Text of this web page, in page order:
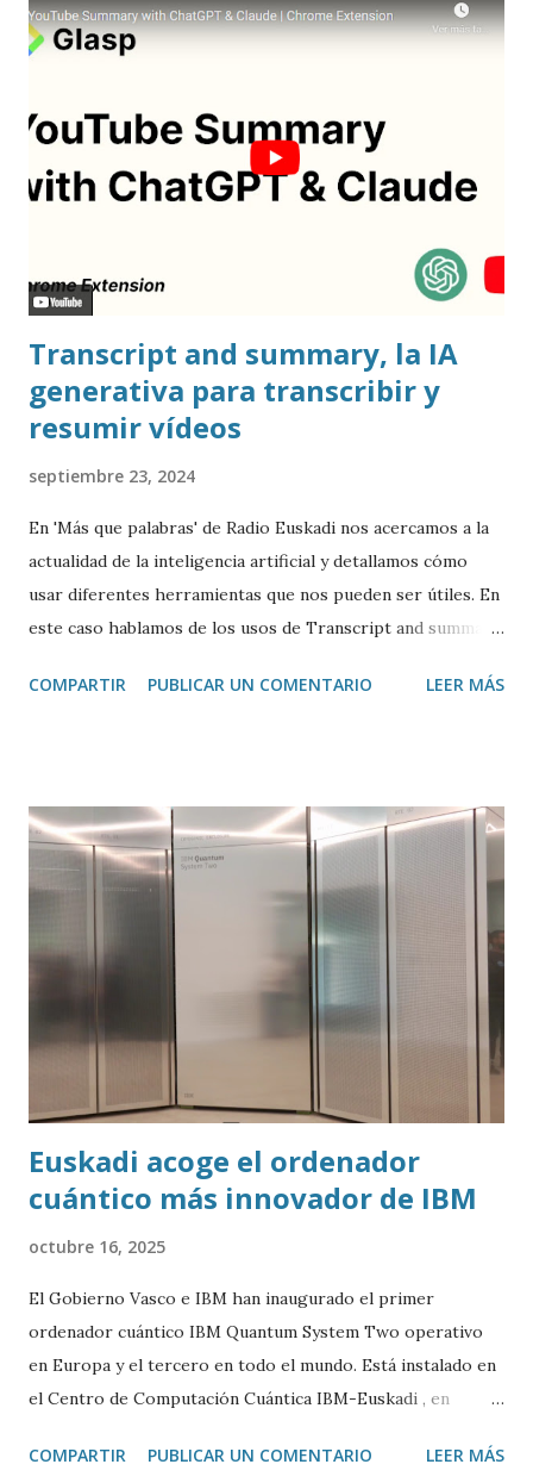
Transcript and summary, la IA
generativa para transcribir y
resumir vídeos
septiembre 23, 2024
En 'Más que palabras' de Radio Euskadi nos acercamos a la
actualidad de la inteligencia artificial y detallamos cómo
usar diferentes herramientas que nos pueden ser útiles. En
este caso hablamos de los usos de Transcript and summary
transcribir y resumir los vídeos de Youtube, así como
COMPARTIR PUBLICAR UN COMENTARIO LEER MÁS
Euskadi acoge el ordenador
cuántico más innovador de IBM
octubre 16, 2025
El Gobierno Vasco e IBM han inaugurado el primer
ordenador cuántico IBM Quantum System Two operativo
en Europa y el tercero en todo el mundo. Está instalado en
el Centro de Computación Cuántica IBM-Euskadi , en
siete metros de ancho por 4 de alto. Está encerrado en una
COMPARTIR PUBLICAR UN COMENTARIO LEER MÁS